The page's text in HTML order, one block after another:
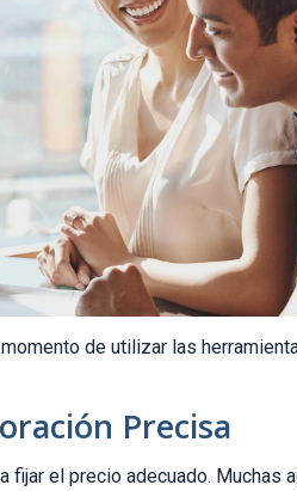
de utilizar las
Precisa
fijar el precio adecuado. Muchas